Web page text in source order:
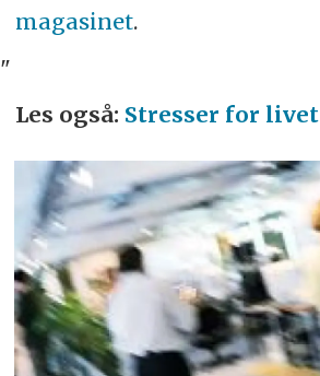
magasinet.
"
Les også: Stresser for livet